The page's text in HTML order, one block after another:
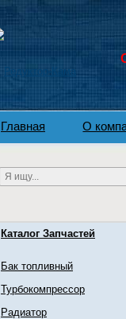
Главная О
Каталог Запчастей
Бак топливный
Турбокомпрессор
Радиатор